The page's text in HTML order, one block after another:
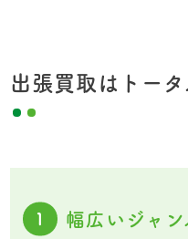
出張買取はトー
1 幅広いジャ